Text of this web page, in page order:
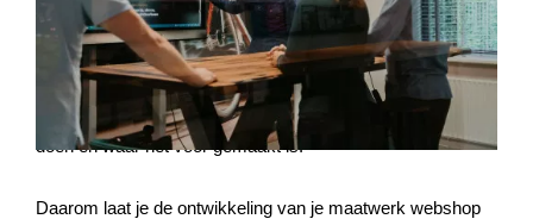
komende jaren niet anders zijn. Consumenten zijn steeds
meer thuis in de wereld van e-commerce en verwachten
vlotte online shopervaring
. Voor jou is het dus vooral
belangrijk dat alles binnen je webshop doet wat het moet
doen en waar het voor gemaakt is.
Daarom laat je de ontwikkeling van je maatwerk webshop